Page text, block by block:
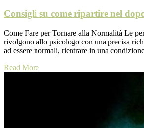
Consigli su come ripartire nel
Come Fare per Tornare alla Normalità Le
rivolgono allo psicologo con una precisa
ad essere normali, rientrare in una
Read More